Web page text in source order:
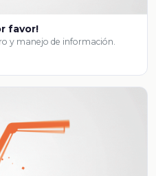
favor!
y manejo de información.